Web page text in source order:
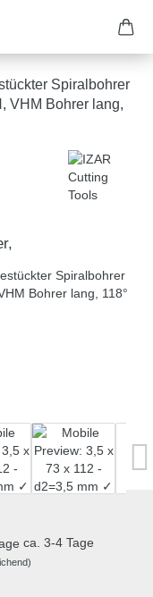
Spiralbohrer
VHM Bohrer lang,
ca. 3-4 Tage